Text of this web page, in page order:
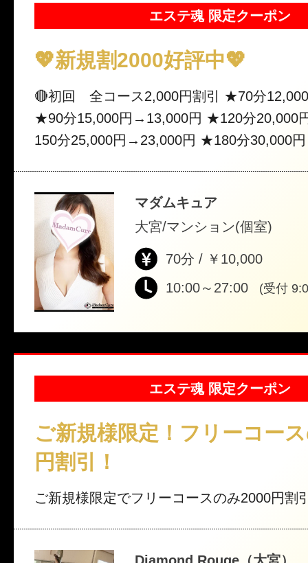
エステ魂 限定クーポン
💖新規割2000好評中💖
🔴初回 全コース2,000円割引 ★70分
★90分15,000円→13,000円 ★120分20,000
150分25,000円→23,000円 ★180分30,000
マダムキュア
大宮/マンション(個室)
70分 / ￥10,000
10:00～27:00
(受付
エステ魂 限定クーポン
ご新規様限定！フリーコー
円割引！
ご新規様限定でフリーコースのみ2000円割